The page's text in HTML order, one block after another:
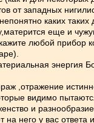
от западных
каких таких
еще и
любой прибор
энергия
,отражение
видимо
и
на него у вас